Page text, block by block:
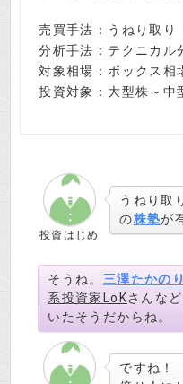
売買手法：うねり取り
分析手法：テクニカル
対象相場：ボックス相
投資対象：大型株～中
投資はじめ
うねり取
の株塾が
そうね。 三澤たかのり
系投資家LoKさんな
いたそうだからね。
ですね！